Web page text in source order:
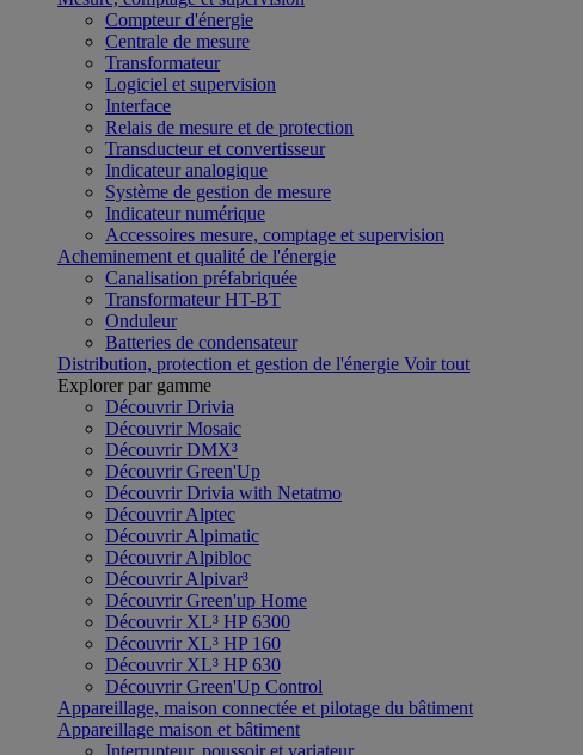
Compteur d'énergie
Centrale de mesure
Transformateur
Logiciel et supervision
Interface
Relais de mesure et de protection
Transducteur et convertisseur
Indicateur analogique
Système de gestion de mesure
Indicateur numérique
Accessoires mesure, comptage et supervision
Acheminement et qualité de l'énergie
Canalisation préfabriquée
Transformateur HT-BT
Onduleur
Batteries de condensateur
Distribution, protection et gestion de l'énergie Voir tout
Explorer par gamme
Découvrir Drivia
Découvrir Mosaic
Découvrir DMX³
Découvrir Green'Up
Découvrir Drivia with Netatmo
Découvrir Alptec
Découvrir Alpimatic
Découvrir Alpibloc
Découvrir Alpivar³
Découvrir Green'up Home
Découvrir XL³ HP 6300
Découvrir XL³ HP 160
Découvrir XL³ HP 630
Découvrir Green'Up Control
Appareillage, maison connectée et pilotage du bâtiment
Appareillage maison et bâtiment
Interrupteur, poussoir et variateur